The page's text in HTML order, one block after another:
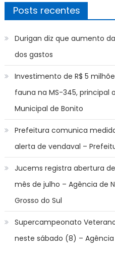
Posts recentes
Durigan diz que aumento
dos gastos
Investimento de R$ 5
fauna na MS-345, principal
Municipal de Bonito
Prefeitura comunica
alerta de vendaval –
Jucems registra abertura
mês de julho – Agência de
Grosso do Sul
Supercampeonato
neste sábado (8) –